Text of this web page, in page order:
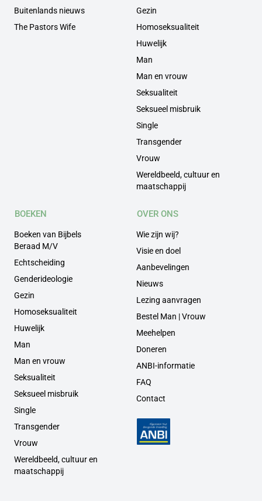
Buitenlands nieuws
The Pastors Wife
Gezin
Homoseksualiteit
Huwelijk
Man
Man en vrouw
Seksualiteit
Seksueel misbruik
Single
Transgender
Vrouw
Wereldbeeld, cultuur en
maatschappij
BOEKEN
Boeken van Bijbels
Beraad M/V
Echtscheiding
Genderideologie
Gezin
Homoseksualiteit
Huwelijk
Man
Man en vrouw
Seksualiteit
Seksueel misbruik
Single
Transgender
Vrouw
Wereldbeeld, cultuur en
maatschappij
OVER ONS
Wie zijn wij?
Visie en doel
Aanbevelingen
Nieuws
Lezing aanvragen
Bestel Man | Vrouw
Meehelpen
Doneren
ANBI-informatie
FAQ
Contact